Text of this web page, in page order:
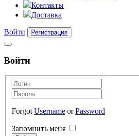
Контакты
Доставка
Войти Регистрация
Войти
Forgot Username orPassword
Запомнить меня